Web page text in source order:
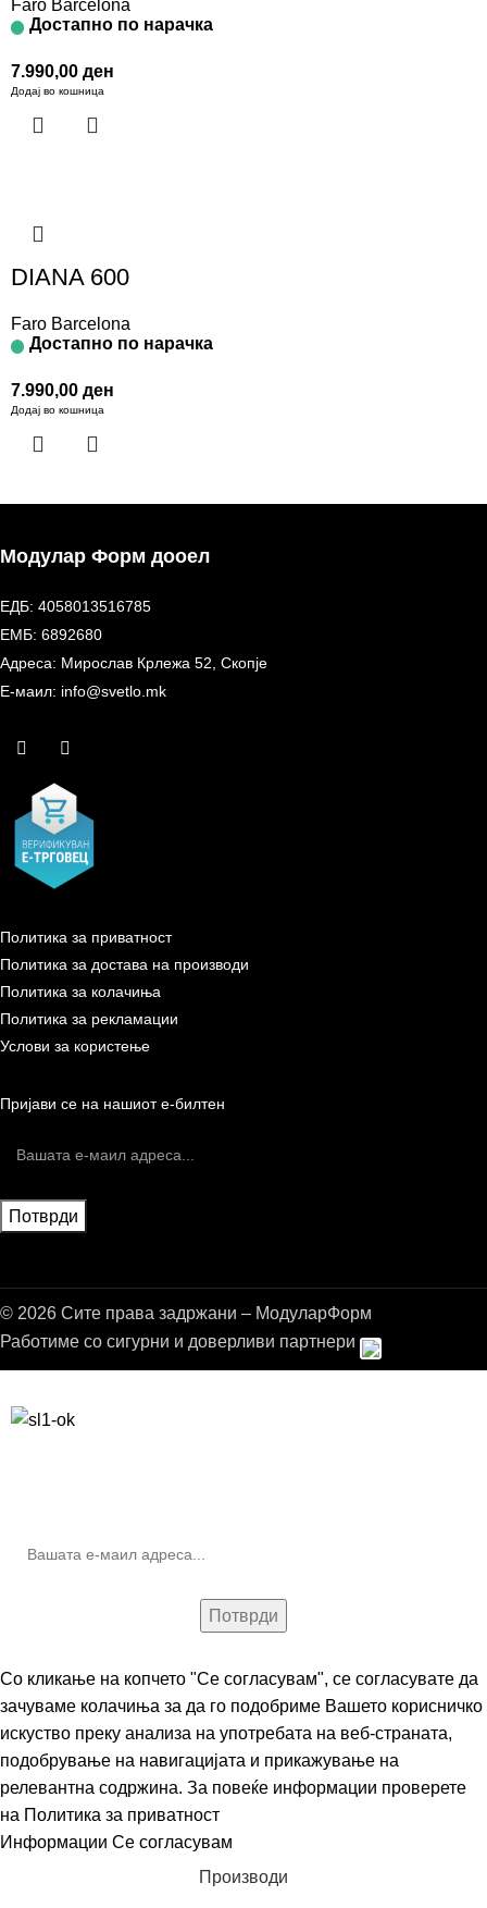
Faro Barcelona
Достапно по нарачка
7.990,00 ден
Додај во кошница
DIANA 600
Faro Barcelona
Достапно по нарачка
7.990,00 ден
Додај во кошница
Модулар Форм дооел
ЕДБ: 4058013516785
ЕМБ: 6892680
Адреса: Мирослав Крлежа 52, Скопје
Е-маил: info@svetlo.mk
Политика за приватност
Политика за достава на производи
Политика за колачиња
Политика за рекламации
Услови за користење
Пријави се на нашиот е-билтен
© 2026 Сите права задржани – МодуларФорм
Работиме со сигурни и доверливи партнери
Со кликање на копчето "Се согласувам", се согласувате да
зачуваме колачиња за да го подобриме Вашето корисничко
искуство преку анализа на употребата на веб-страната,
подобрување на навигацијата и прикажување на
релевантна содржина. За повеќе информации проверете
на Политика за приватност
Информации Се согласувам
Производи